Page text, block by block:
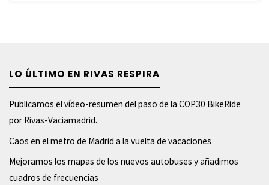
k
p
LO ÚLTIMO EN RIVAS RESPIRA
Publicamos el vídeo-resumen del paso de la COP30 BikeRide
por Rivas-Vaciamadrid.
Caos en el metro de Madrid a la vuelta de vacaciones
Mejoramos los mapas de los nuevos autobuses y añadimos
cuadros de frecuencias